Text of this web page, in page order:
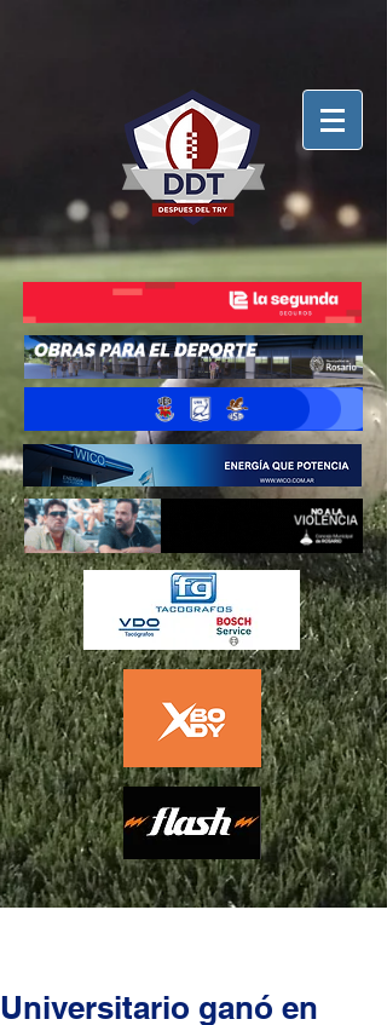
Universitario ganó en